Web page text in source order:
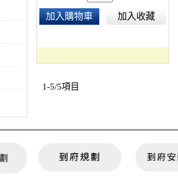
加入購物車 加入收藏
1-5/5項目